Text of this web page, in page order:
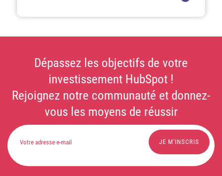
Dépassez les objectifs de votre
investissement HubSpot !
Rejoignez notre communauté et donnez-
vous les moyens de réussir